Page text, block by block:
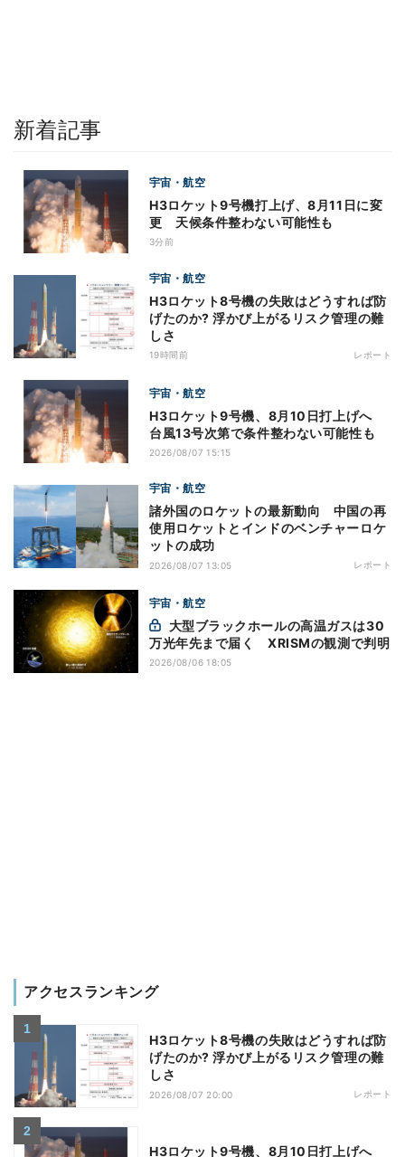
新着記事
宇宙・航空
H3ロケット9号機打上げ、8月11日に変
更 天候条件整わない可能性も
3分前
宇宙・航空
H3ロケット8号機の失敗はどうすれば防
げたのか? 浮かび上がるリスク管理の難
しさ
19時間前 レポート
宇宙・航空
H3ロケット9号機、8月10日打上げへ
台風13号次第で条件整わない可能性も
2026/08/07 15:15
宇宙・航空
諸外国のロケットの最新動向 中国の再
使用ロケットとインドのベンチャーロケ
ットの成功
2026/08/07 13:05 レポート
宇宙・航空
万光年先まで届く XRISMの観測で判明
2026/08/06 18:05
アクセスランキング
H3ロケット8号機の失敗はどうすれば防
げたのか? 浮かび上がるリスク管理の難
しさ
2026/08/07 20:00 レポート
H3ロケット9号機、8月10日打上げへ